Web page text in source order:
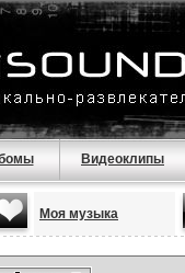
Видеоклипы
Моя музыка